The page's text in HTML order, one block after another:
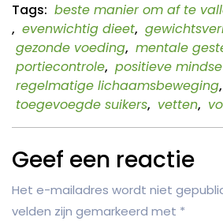
Tags: beste manier om af te
, evenwichtig dieet,
gezonde voeding, mentale
portiecontrole, positieve
regelmatige lichaamsbeweging,
toegevoegde suikers, vetten,
Geef een reactie
Het e-mailadres wordt niet
velden zijn gemarkeerd met *